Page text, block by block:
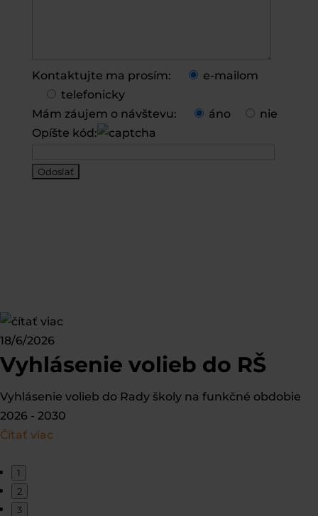
Kontaktujte ma prosím:
e-mailom
telefonicky
Mám záujem o návštevu:
áno
nie
Opíšte kód:
18/6/2026
Vyhlásenie volieb do RŠ
Vyhlásenie volieb do Rady školy na funkčné obdobie
2026 - 2030
Čítať viac
1
2
3